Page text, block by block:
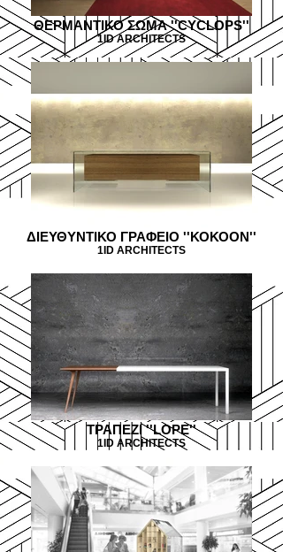
ΘΕΡΜΑΝΤΙΚΟ ΣΩΜΑ ''CYCLOPS''
1ID ARCHITECTS
ΔΙΕΥΘΥΝΤΙΚΟ ΓΡΑΦΕΙΟ ''ΚΟΚΟΟΝ''
1ID ARCHITECTS
ΤΡΑΠΕΖΙ ''LOPE''
1ID ARCHITECTS